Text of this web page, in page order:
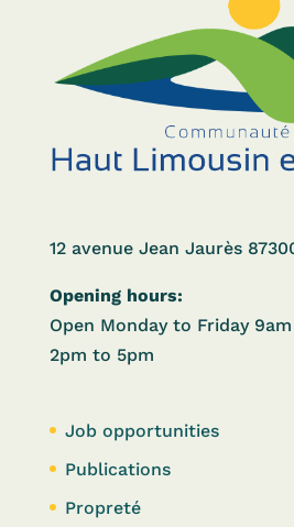
12 avenue Jean Jaurès
Opening hours:
Open Monday to Friday
2pm to 5pm
Job opportunities
Publications
Propreté